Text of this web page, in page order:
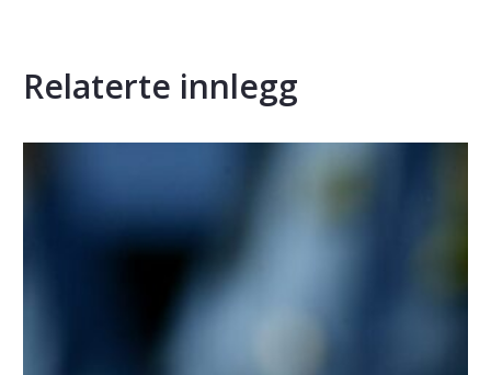
Relaterte innlegg